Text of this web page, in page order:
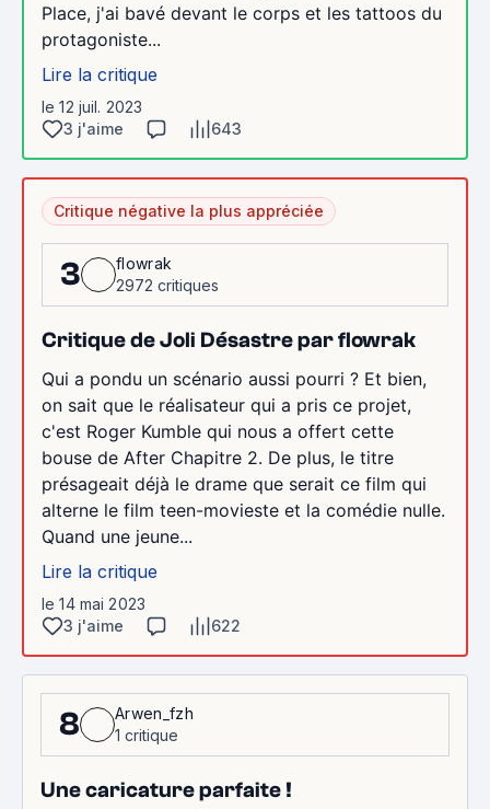
Place, j'ai bavé devant le corps et les tattoos du
protagoniste...
Lire la critique
le 12 juil. 2023
3 j'aime
643
Critique négative la plus appréciée
3
flowrak
2972 critiques
Critique de Joli Désastre par flowrak
Qui a pondu un scénario aussi pourri ? Et bien,
on sait que le réalisateur qui a pris ce projet,
c'est Roger Kumble qui nous a offert cette
bouse de After Chapitre 2. De plus, le titre
présageait déjà le drame que serait ce film qui
alterne le film teen-movieste et la comédie nulle.
Quand une jeune...
Lire la critique
le 14 mai 2023
3 j'aime
622
8
Arwen_fzh
1 critique
Une caricature parfaite !